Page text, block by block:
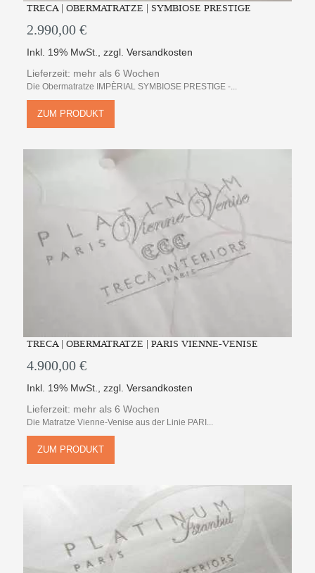
TRECA | OBERMATRATZE | SYMBIOSE PRESTIGE
2.990,00 €
Inkl. 19% MwSt. ,zzgl.Versandkosten
Lieferzeit: mehr als 6 Wochen
Die Obermatratze IMPÈRIAL SYMBIOSE PRESTIGE -...
ZUM PRODUKT
TRECA | OBERMATRATZE | PARIS VIENNE-VENISE
4.900,00 €
Inkl. 19% MwSt. ,zzgl.Versandkosten
Lieferzeit: mehr als 6 Wochen
Die Matratze Vienne-Venise aus der Linie PARI...
ZUM PRODUKT